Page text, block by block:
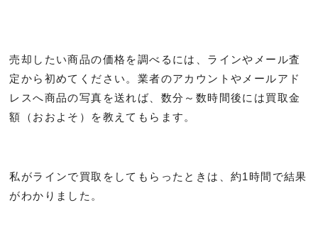
売却したい商品の価格を調べるには、ラインやメール査
定から初めてください。業者のアカウントやメールアド
レスへ商品の写真を送れば、数分～数時間後には買取金
額（おおよそ）を教えてもらます。
私がラインで買取をしてもらったときは、約1時間で結果
がわかりました。